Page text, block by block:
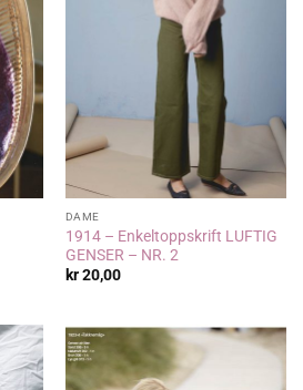
DAME
1914 – Enkeltoppskrift LUFTIG
GENSER – NR. 2
kr20,00